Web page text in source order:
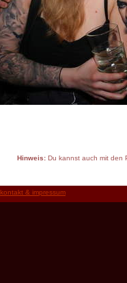
Hinweis:Du kannst auch mit den
kontakt & impressum